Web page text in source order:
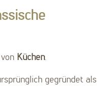
von Küchen
gegründet als